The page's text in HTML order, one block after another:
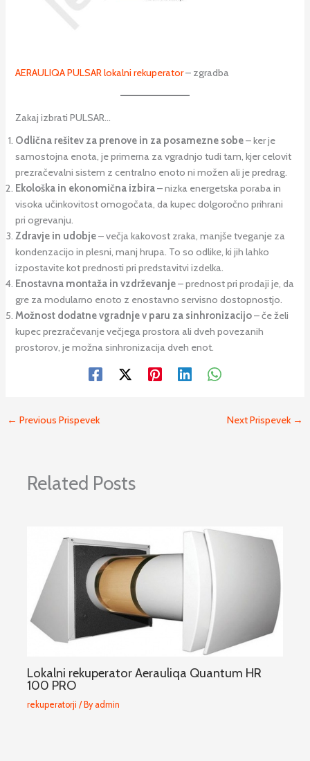
AERAULIQA PULSAR lokalni rekuperator– zgradba
Zakaj izbrati PULSAR…
Odlična rešitev za prenove in za posamezne sobe– ker je
samostojna enota, je primerna za vgradnjo tudi tam, kjer celovit
prezračevalni sistem z centralno enoto ni možen ali je predrag.
Ekološka in ekonomična izbira– nizka energetska poraba in
visoka učinkovitost omogočata, da kupec dolgoročno prihrani
pri ogrevanju.
Zdravje in udobje– večja kakovost zraka, manjše tveganje za
kondenzacijo in plesni, manj hrupa. To so odlike, ki jih lahko
izpostavite kot prednosti pri predstavitvi izdelka.
Enostavna montaža in vzdrževanje– prednost pri prodaji je, da
gre za modularno enoto z enostavno servisno dostopnostjo.
Možnost dodatne vgradnje v paru za sinhronizacijo– če želi
kupec prezračevanje večjega prostora ali dveh povezanih
prostorov, je možna sinhronizacija dveh enot.
← Previous Prispevek Next Prispevek →
Related Posts
Lokalni rekuperator Aerauliqa Quantum HR
100 PRO
rekuperatorji / Byadmin